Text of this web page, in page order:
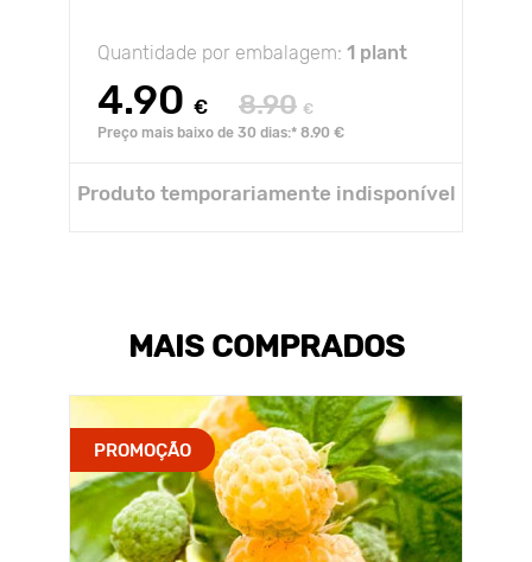
Quantidade por embalagem: 1 plant
4.90 € 8.90 €
Preço mais baixo de 30 dias:* 8.90 €
Produto temporariamente indisponível
MAIS COMPRADOS
PROMOÇÃO